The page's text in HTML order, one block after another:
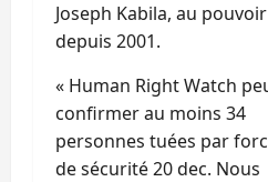
Joseph Kabila, au pouvoir
depuis 2001.
« Human Right Watch
confirmer au moins 34
personnes tuées par
de sécurité 20 dec. Nous